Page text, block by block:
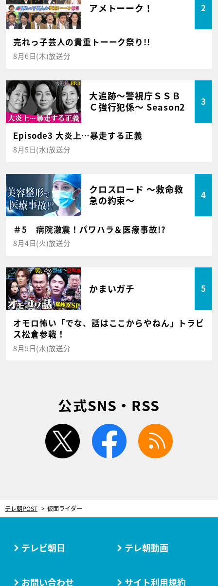
アメトーーク！ 2
売れっ子芸人の貴重トーーク祭り!!
8月6日(木)放送分
大追跡～警視庁ＳＳＢ
Ｃ強行犯係～ Season2
3
Episode3 大炎上…暴走する正義
8月5日(水)放送分
クロスロード ～救命救
急の約束～
4
＃5 病院激震！パワハラ＆医療事故!?
8月4日(火)放送分
かまいガチ 5
オモロ怖い「でな、話はここからやねん」トラビ
ス松倉参戦！
8月5日(水)放送分
公式SNS・RSS
twitter facebook
テレ朝POST 仮面ライダー
テレビ朝日 テレ朝動画
お問い合わせ サイト利用規約